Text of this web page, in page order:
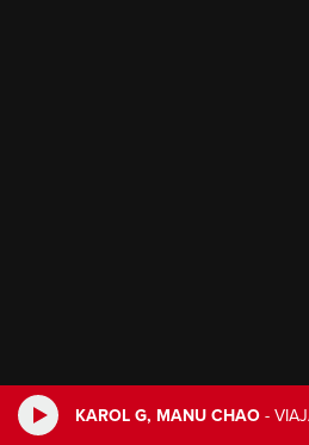
KAROL G, MANU CHAO -